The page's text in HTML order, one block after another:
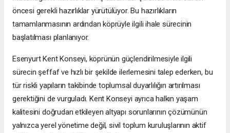
öncesi gerekli hazırlıklar yürütülüyor. Bu hazırlıkların
tamamlanmasının ardından köprüyle ilgili ihale sürecinin
başlatılması planlanıyor.
Esenyurt Kent Konseyi, köprünün güçlendirilmesiyle ilgili
sürecin şeffaf ve hızlı bir şekilde ilerlemesini talep ederken, bu
tür riskli yapıların takibinde toplumsal duyarlılığın artırılması
gerektiğini de vurguladı. Kent Konseyi ayrıca halkın yaşam
kalitesini doğrudan etkileyen altyapı sorunlarının çözümünün
yalnızca yerel yönetime değil, sivil toplum kuruluşlarının aktif